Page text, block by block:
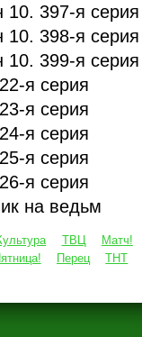
397-я серия
398-я серия
399-я серия
я серия
я серия
я серия
я серия
я серия
на ведьм
ТВЦ
Матч!
Перец ТНТ